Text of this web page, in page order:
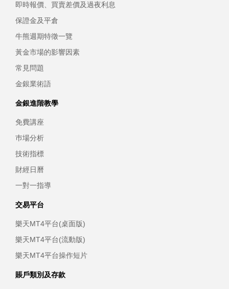
即時報價、買賣差價及過夜利息
保證金及平倉
牛熊週期特徵一覽
黃金市場的影響因素
常見問題
金銀業術語
金銀進階教學
免費講座
巿場分析
技術指標
財經日曆
一對一指導
交易平台
樂天MT4平台(桌面版)
樂天MT4平台(流動版)
樂天MT4平台操作短片
賬戶類別及存款